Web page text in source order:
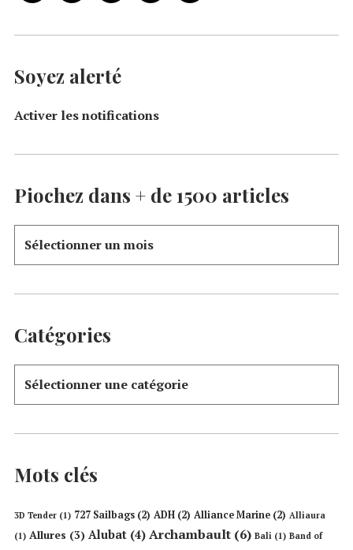
Soyez alerté
Activer les notifications
Piochez dans + de 1500 articles
Catégories
Mots clés
3D Tender (1) 727 Sailbags (2) ADH (2) Alliance Marine (2) Alliaura
(1) Allures (3) Alubat (4) Archambault (6) Bali (1) Band of